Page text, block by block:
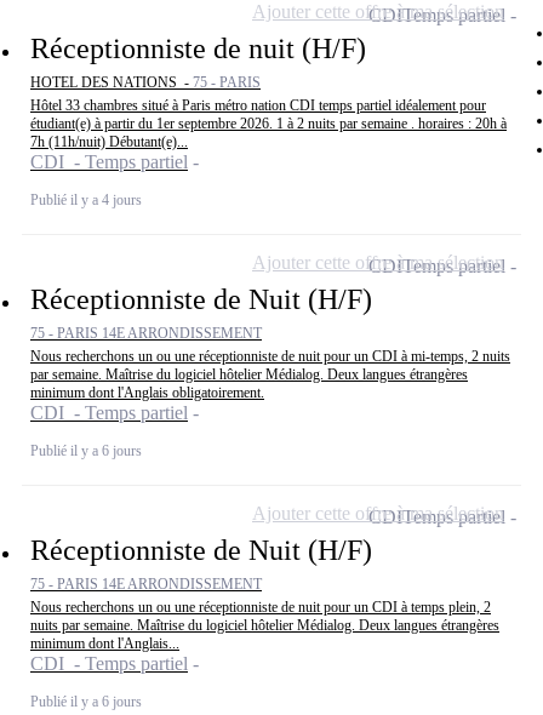
Réceptionniste de nuit (H/F)
HOTEL DES NATIONS - 75 - PARIS
Hôtel 33 chambres situé à Paris métro nation CDI temps partiel idéalement pour
étudiant(e) à partir du 1er septembre 2026. 1 à 2 nuits par semaine . horaires : 20h à
7h (11h/nuit) Débutant(e)...
CDI - Temps partiel
Publié il y a 4 jours
CDITemps partiel
Ajouter cette offre à ma sélection
Réceptionniste de Nuit (H/F)
75 - PARIS 14E ARRONDISSEMENT
Nous recherchons un ou une réceptionniste de nuit pour un CDI à mi-temps, 2 nuits
par semaine. Maîtrise du logiciel hôtelier Médialog. Deux langues étrangères
minimum dont l'Anglais obligatoirement.
CDI - Temps partiel
Publié il y a 6 jours
CDITemps partiel
Ajouter cette offre à ma sélection
Réceptionniste de Nuit (H/F)
75 - PARIS 14E ARRONDISSEMENT
Nous recherchons un ou une réceptionniste de nuit pour un CDI à temps plein, 2
nuits par semaine. Maîtrise du logiciel hôtelier Médialog. Deux langues étrangères
minimum dont l'Anglais...
CDI - Temps partiel
Publié il y a 6 jours
CDITemps partiel
Ajouter cette offre à ma sélection